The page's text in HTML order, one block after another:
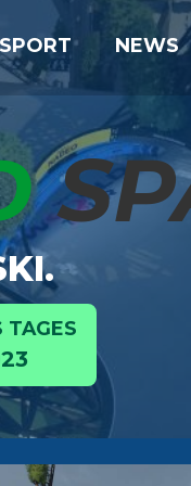
NEWS
TAGES